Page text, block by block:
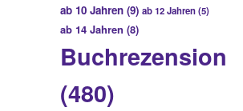
ab 10 Jahren (9) ab 12 Jahren(5)
ab 14 Jahren (8)
Buchrezension
(480)